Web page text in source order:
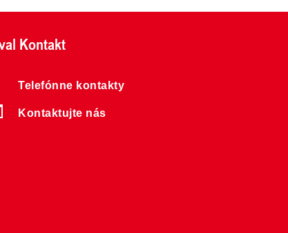
Kontakt
Telefónne kontakty
Kontaktujte nás